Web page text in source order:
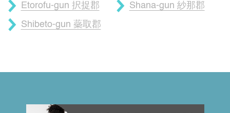
Etorofu-gun 択捉郡 Shana-gun 紗那郡
Shibeto-gun 蘂取郡